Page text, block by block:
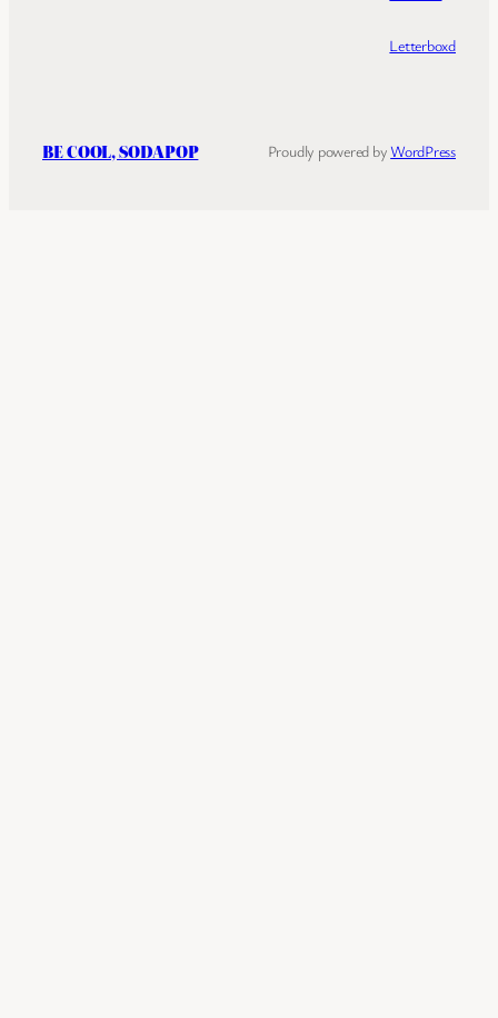
Letterboxd
BE COOL, SODAPOP Proudly powered byWordPress